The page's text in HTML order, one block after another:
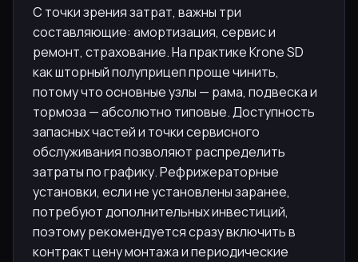
С точки зрения затрат, важны три
составляющие: амортизация, сервис и
ремонт, страхование. На практике Krone SD
как шторный полуприцеп проще чинить,
потому что основные узлы — рама, подвеска и
тормоза — абсолютно типовые. Доступность
запасных частей и точки сервисного
обслуживания позволяют распределить
затраты по графику. Рефрижераторные
установки, если не установлены заранее,
потребуют дополнительных инвестиций,
поэтому рекомендуется сразу включить в
контракт цену монтажа и периодические